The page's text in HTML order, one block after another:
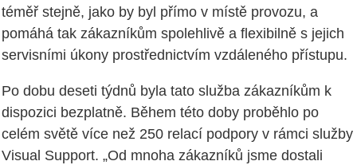
téměř stejně, jako by byl přímo v místě provozu, a
pomáhá tak zákazníkům spolehlivě a flexibilně s jejich
servisními úkony prostřednictvím vzdáleného přístupu.
Po dobu deseti týdnů byla tato služba zákazníkům k
dispozici bezplatně. Během této doby proběhlo po
celém světě více než 250 relací podpory v rámci služby
Visual Support. „Od mnoha zákazníků jsme dostali